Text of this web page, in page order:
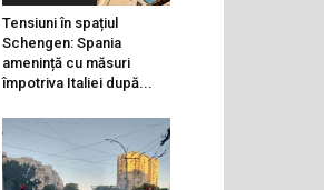
Tensiuni în spațiul
Schengen: Spania
amenință cu măsuri
împotriva Italiei după...